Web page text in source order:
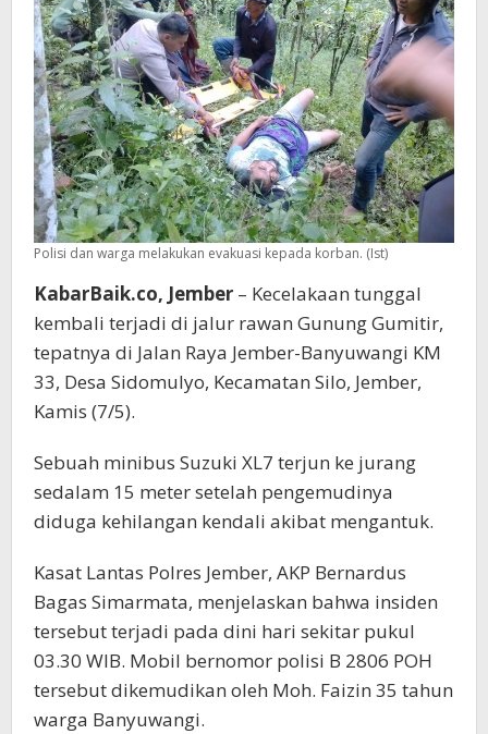
Polisi dan warga melakukan evakuasi kepada korban. (Ist)
KabarBaik.co, Jember – Kecelakaan tunggal
kembali terjadi di jalur rawan Gunung Gumitir,
tepatnya di Jalan Raya Jember-Banyuwangi KM
33, Desa Sidomulyo, Kecamatan Silo, Jember,
Kamis (7/5).
Sebuah minibus Suzuki XL7 terjun ke jurang
sedalam 15 meter setelah pengemudinya
diduga kehilangan kendali akibat mengantuk.
Kasat Lantas Polres Jember, AKP Bernardus
Bagas Simarmata, menjelaskan bahwa insiden
tersebut terjadi pada dini hari sekitar pukul
03.30 WIB. Mobil bernomor polisi B 2806 POH
tersebut dikemudikan oleh Moh. Faizin 35 tahun
warga Banyuwangi.